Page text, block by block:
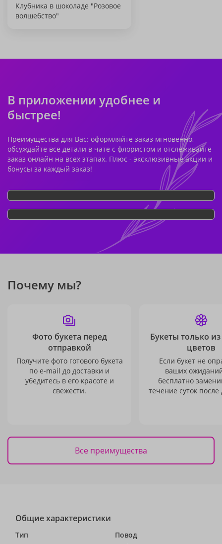
Клубника в шоколаде "Розовое
волшебство"
В приложении удобнее и
быстрее!
Преимущества для Вас: оформляйте заказ мгновенно,
обсуждайте все детали в чате с флористом и отслеживайте
заказ онлайн на всех этапах. Плюс - эксклюзивные акции и
бонусы за каждый заказ!
Почему мы?
Фото букета перед
отправкой
Получите фото готового букета
по e-mail до доставки и
убедитесь в его красоте и
свежести.
Букеты только
цветов
Если букет не
ваших
бесплатно
течение суток после
Все преимущества
Общие характеристики
Тип
Повод